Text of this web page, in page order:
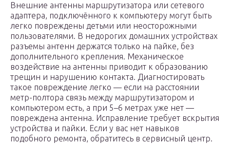
Внешние антенны маршрутизатора или сетевого
адаптера, подключённого к компьютеру могут быть
легко повреждены детьми или неосторожными
пользователями. В недорогих домашних устройствах
разъемы антенн держатся только на пайке, без
дополнительного крепления. Механическое
воздействие на антенны приводит к образованию
трещин и нарушению контакта. Диагностировать
такое повреждение легко — если на расстоянии
метр-полтора связь между маршрутизатором и
компьютером есть, а при 5–6 метрах уже нет —
повреждена антенна. Исправление требует вскрытия
устройства и пайки. Если у вас нет навыков
подобного ремонта, обратитесь в сервисный центр.